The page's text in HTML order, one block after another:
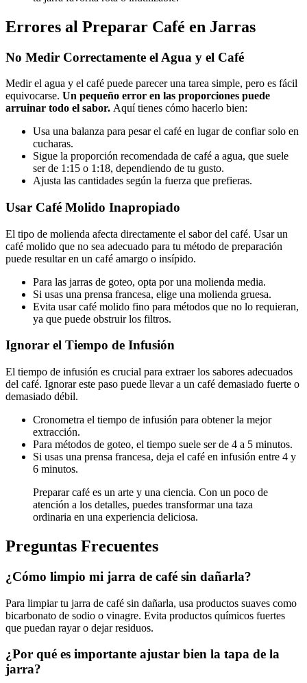
Errores al Preparar Café en Jarras
No Medir Correctamente el Agua y el Café
Medir el agua y el café puede parecer una tarea simple, pero es fácil
equivocarse. Un pequeño error en las proporciones puede
arruinar todo el sabor. Aquí tienes cómo hacerlo bien:
Usa una balanza para pesar el café en lugar de confiar solo en
cucharas.
Sigue la proporción recomendada de café a agua, que suele
ser de 1:15 o 1:18, dependiendo de tu gusto.
Ajusta las cantidades según la fuerza que prefieras.
Usar Café Molido Inapropiado
El tipo de molienda afecta directamente el sabor del café. Usar un
café molido que no sea adecuado para tu método de preparación
puede resultar en un café amargo o insípido.
Para las jarras de goteo, opta por una molienda media.
Si usas una prensa francesa, elige una molienda gruesa.
Evita usar café molido fino para métodos que no lo requieran,
ya que puede obstruir los filtros.
Ignorar el Tiempo de Infusión
El tiempo de infusión es crucial para extraer los sabores adecuados
del café. Ignorar este paso puede llevar a un café demasiado fuerte o
demasiado débil.
Cronometra el tiempo de infusión para obtener la mejor
extracción.
Para métodos de goteo, el tiempo suele ser de 4 a 5 minutos.
Si usas una prensa francesa, deja el café en infusión entre 4 y
6 minutos.
Preparar café es un arte y una ciencia. Con un poco de
atención a los detalles, puedes transformar una taza
ordinaria en una experiencia deliciosa.
Preguntas Frecuentes
¿Cómo limpio mi jarra de café sin dañarla?
Para limpiar tu jarra de café sin dañarla, usa productos suaves como
bicarbonato de sodio o vinagre. Evita productos químicos fuertes
que puedan rayar o dejar residuos.
¿Por qué es importante ajustar bien la tapa de la
jarra?